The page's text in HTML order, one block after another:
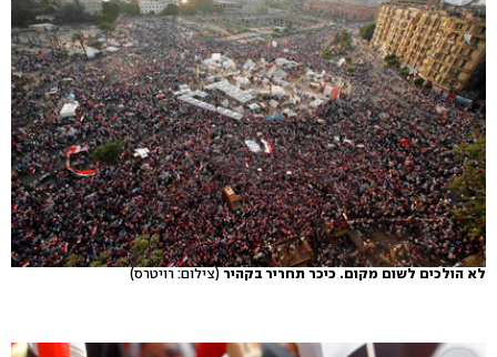
לא הולכים לשום מקום. כיכר תחריר בקהיר(צילום: רויטרס)